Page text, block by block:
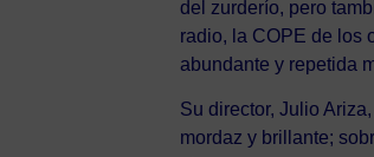
del zurderío, pero
radio, la COPE de los
abundante y repetida
Su director, Julio
mordaz y brillante;